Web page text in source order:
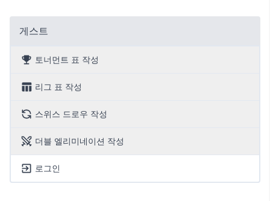
게스트
토너먼트 표 작성
리그 표 작성
스위스 드로우 작성
더블 엘리미네이션 작성
로그인